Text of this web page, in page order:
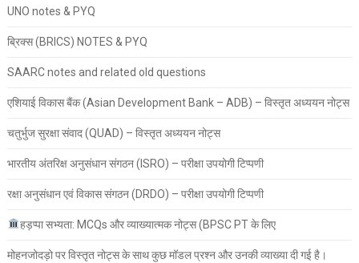
UNO notes & PYQ
ब्रिक्स (BRICS) NOTES & PYQ
SAARC notes and related old questions
एशियाई विकास बैंक (Asian Development Bank – ADB) – विस्तृत अध्ययन नोट्स
चतुर्भुज सुरक्षा संवाद (QUAD) – विस्तृत अध्ययन नोट्स
भारतीय अंतरिक्ष अनुसंधान संगठन (ISRO) – परीक्षा उपयोगी टिप्पणी
रक्षा अनुसंधान एवं विकास संगठन (DRDO) – परीक्षा उपयोगी टिप्पणी
हड़प्पा सभ्यता: MCQs और व्याख्यात्मक नोट्स (BPSC PT के लिए
मोहनजोदड़ो पर विस्तृत नोट्स के साथ कुछ मॉडल प्रश्न और उनकी व्याख्या दी गई है।